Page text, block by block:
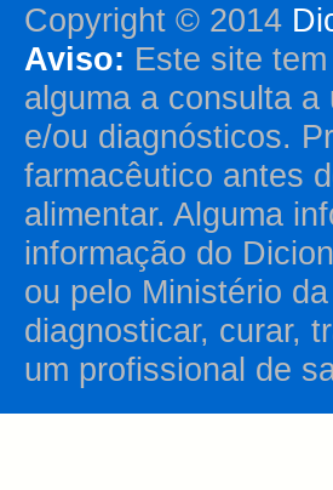
Copyright © 2014
Aviso: Este site
alguma a consulta
e/ou diagnósticos.
farmacêutico antes
alimentar. Alguma
informação do
ou pelo Ministério
diagnosticar, curar,
um profissional de